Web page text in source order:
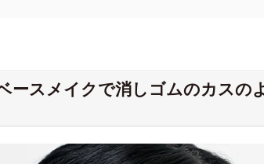
ースメイクで消しゴムのカスの